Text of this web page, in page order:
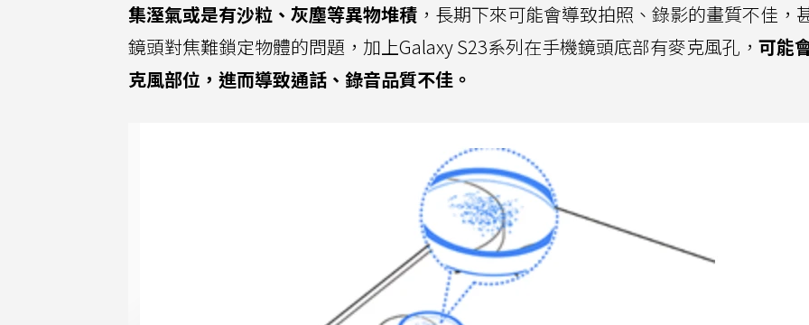
集溼氣或是有沙粒、灰塵等異物堆積 ，長期下來可能會導致拍照、錄影的畫質不佳，
鏡頭對焦難鎖定物體的問題，加上Galaxy S23系列在手機鏡頭底部有麥克風孔， 可能
克風部位，進而導致通話、錄音品質不佳。